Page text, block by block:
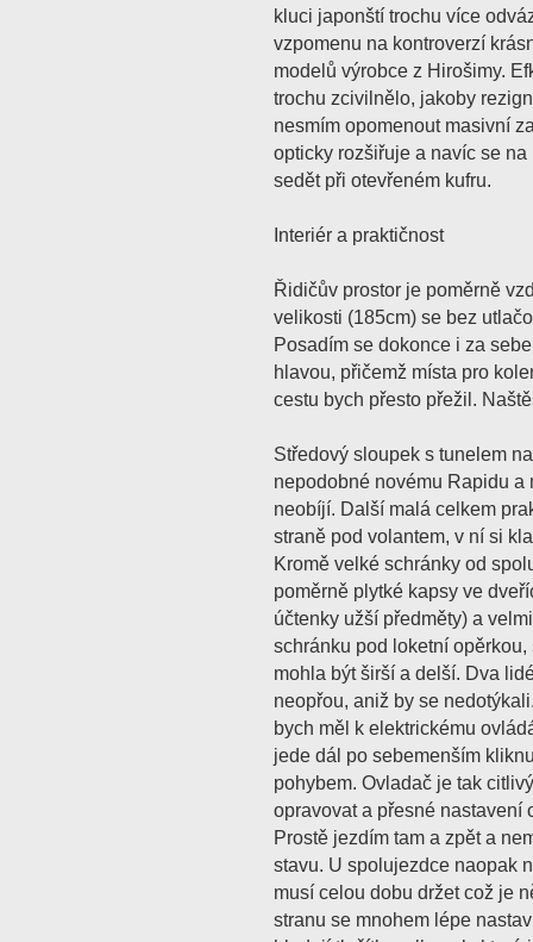
kluci japonští trochu více
vzpomenu na kontroverzí
modelů výrobce z Hirošimy.
trochu zcivilnělo, jakoby
nesmím opomenout masivní
opticky rozšiřuje a navíc se
sedět při otevřeném kufru.
Interiér a praktičnost
Řidičův prostor je poměrně
velikosti (185cm) se bez
Posadím se dokonce i za
hlavou, přičemž místa pro
cestu bych přesto přežil.
Středový sloupek s tunelem
nepodobné novému Rapidu
neobíjí. Další malá celkem
straně pod volantem, v ní si
Kromě velké schránky od
poměrně plytké kapsy ve
účtenky užší předměty) a
schránku pod loketní
mohla být širší a delší. Dva
neopřou, aniž by se
bych měl k elektrickému
jede dál po sebemenším
pohybem. Ovladač je tak
opravovat a přesné nastavení
Prostě jezdím tam a zpět a
stavu. U spolujezdce naopak
musí celou dobu držet což je
stranu se mnohem lépe